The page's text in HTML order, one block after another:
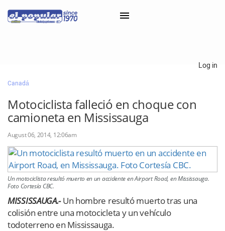
Classifieds
Categorías
Iniciar sesión con Clascal
×
Log in
Canadá
Motociclista falleció en choque con
camioneta en Mississauga
August 06, 2014, 12:06am
Un motociclista resultó muerto en un accidente en Airport Road, en Mississauga.
Foto Cortesía CBC.
MISSISSAUGA.- Un hombre resultó muerto tras una
colisión entre una motocicleta y un vehículo
todoterreno en Mississauga.